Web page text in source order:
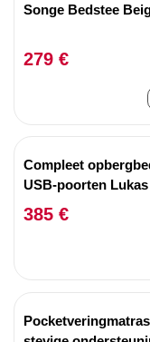
Songe Bedstee
279 €
Compleet
USB-poorten
385 €